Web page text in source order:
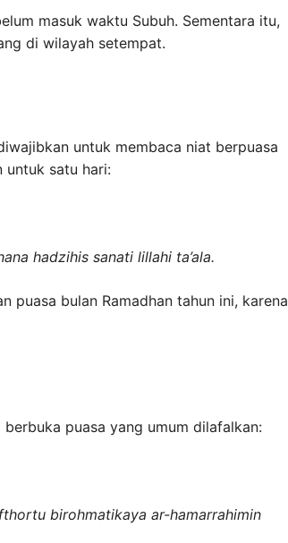
masuk waktu Subuh. Sementara itu,
di wilayah setempat.
untuk membaca niat berpuasa
untuk satu hari:
hadzihis sanati lillahi ta’ala.
puasa bulan Ramadhan tahun ini, karena
puasa yang umum dilafalkan:
birohmatikaya ar-hamarrahimin